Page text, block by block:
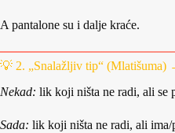
A pantalone su i dalje kraće.
💡 2. „Snalažljiv tip“
Nekad: lik koji ništa ne radi, ali se
Sada: lik koji ništa ne radi, ali ima/